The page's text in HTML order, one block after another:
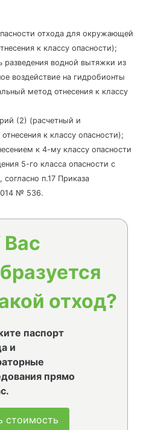
отхода для окружающей
к классу опасности);
разведения водной вытяжки из
воздействие на гидробионты
метод отнесения к классу
(2) (расчетный и
к классу опасности);
к 4-му классу опасности
5-го класса опасности с
п.17 Приказа
№ 536.
Вас
отход?
паспорт
и
прямо
стоимость